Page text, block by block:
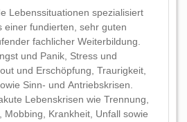
Lebenssituationen spezialisiert
einer fundierten, sehr guten
fachlicher Weiterbildung.
und Panik, Stress und
und Erschöpfung, Traurigkeit,
Sinn- und Antriebskrisen.
Lebenskrisen wie Trennung,
Mobbing, Krankheit, Unfall sowie